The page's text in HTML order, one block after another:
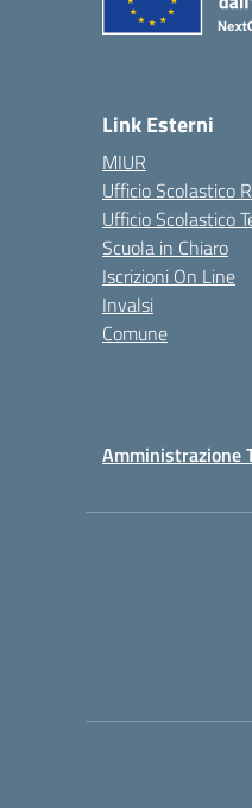
Link Esterni
MIUR
Ufficio Scolastico
Ufficio Scolastico
Scuola in Chiaro
Iscrizioni On Line
Invalsi
Comune
Amministrazione